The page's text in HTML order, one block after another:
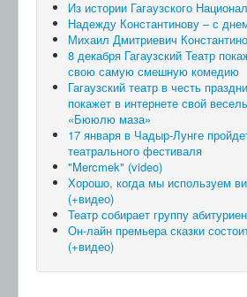
Из истории Гагаузского
Надежду Константинову – с
Михаил Дмитриевич
8 декабря Гагаузский Театр
свою самую смешную комедию
Гагаузский театр в честь
покажет в интернете свой
«Бююлю маза»
17 января в Чадыр-Лунге
театрального фестиваля
"Mercmek" (video)
Хорошо, когда мы используем
(+видео)
Театр собирает группу
Он-лайн премьера сказки
(+видео)